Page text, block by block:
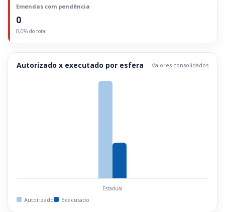
Emendas com pendência
0
0,0% do total
Autorizado x executado por esfera Valores consolidados
Estadual
Autorizado Executado